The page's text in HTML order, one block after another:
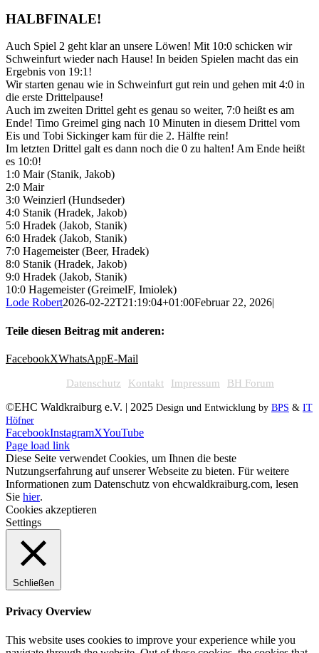
HALBFINALE!
Auch Spiel 2 geht klar an unsere Löwen! Mit 10:0 schicken wir
Schweinfurt wieder nach Hause! In beiden Spielen macht das ein
Ergebnis von 19:1!
Wir starten genau wie in Schweinfurt gut rein und gehen mit 4:0 in
die erste Drittelpause!
Auch im zweiten Drittel geht es genau so weiter, 7:0 heißt es am
Ende! Timo Greimel ging nach 10 Minuten in diesem Drittel vom
Eis und Tobi Sickinger kam für die 2. Hälfte rein!
Im letzten Drittel galt es dann noch die 0 zu halten! Am Ende heißt
es 10:0!
1:0 Mair (Stanik, Jakob)
2:0 Mair
3:0 Weinzierl (Hundseder)
4:0 Stanik (Hradek, Jakob)
5:0 Hradek (Jakob, Stanik)
6:0 Hradek (Jakob, Stanik)
7:0 Hagemeister (Beer, Hradek)
8:0 Stanik (Hradek, Jakob)
9:0 Hradek (Jakob, Stanik)
10:0 Hagemeister (GreimelF, Imiolek)
Lode Robert2026-02-22T21:19:04+01:00Februar 22, 2026|
Teile diesen Beitrag mit anderen:
FacebookXWhatsAppE-Mail
Datenschutz Kontakt Impressum BH Forum
©EHC Waldkraiburg e.V. | 2025 Design und Entwicklung by BPS & IT
Höfner
FacebookInstagramXYouTube
Page load link
Diese Seite verwendet Cookies, um Ihnen die beste
Nutzungserfahrung auf unserer Webseite zu bieten. Für weitere
Informationen zum Datenschutz von ehcwaldkraiburg.com, lesen
Sie hier.
Cookies akzeptieren
Settings
Schließen
Privacy Overview
This website uses cookies to improve your experience while you